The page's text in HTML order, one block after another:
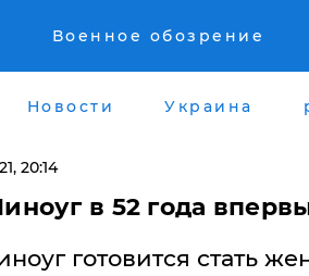
Военное обозрение
Новости Украина
20:14
в 52 года
готовится стать